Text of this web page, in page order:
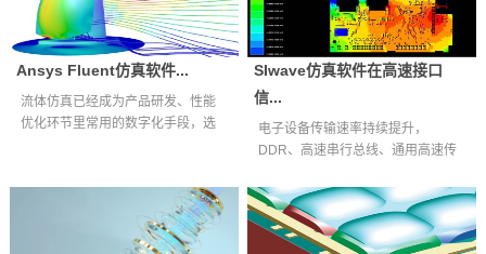
Ansys Fluent仿真软件...
流体仿真已经成为产品研发、性能
优化环节里常用的数字化手段，选
SIwave仿真软件在高速接口
信...
电子设备传输速率持续提升，
DDR、高速串行总线、通用高速传